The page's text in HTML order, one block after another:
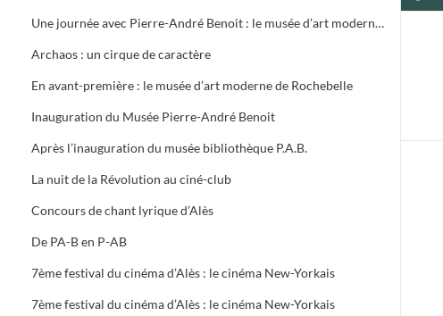
Une journée avec Pierre-André Benoit : le musée d’art moderne prend forme
Archaos : un cirque de caractère
En avant-première : le musée d’art moderne de Rochebelle
Inauguration du Musée Pierre-André Benoit
Après l’inauguration du musée bibliothèque P.A.B.
La nuit de la Révolution au ciné-club
Concours de chant lyrique d’Alès
De PA-B en P-AB
7ème festival du cinéma d’Alès : le cinéma New-Yorkais
7ème festival du cinéma d’Alès : le cinéma New-Yorkais